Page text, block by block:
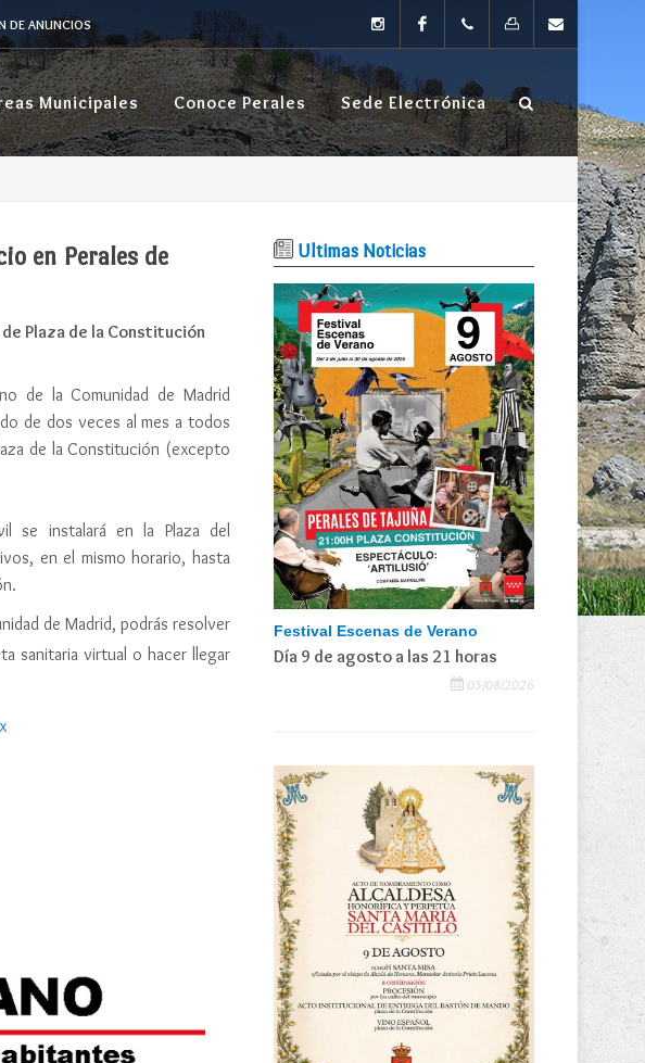
DE ANUNCIOS
instagram
874 80 91 874
Municipales Conoce Perales Sede Electrónica
en Perales de
Plaza de la Constitución
de la Comunidad de Madrid
de dos veces al mes a todos
de la Constitución (excepto
se instalará en la Plaza del
en el mismo horario, hasta
de Madrid, podrás resolver
sanitaria virtual o hacer llegar
Ultimas Noticias
Festival Escenas de Verano
Día 9 de agosto a las 21 horas
05/08/2026